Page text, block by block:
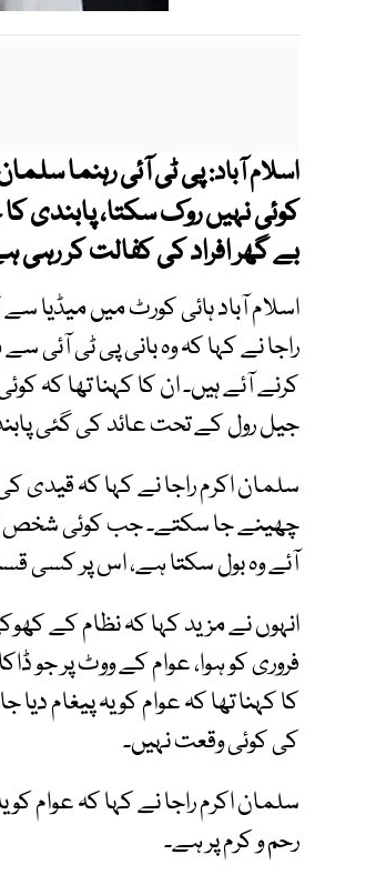
اسلام آباد:پی ٹی آئی رہنما
کوئی نہیں روک سکتا، پابندی
بے گھر افراد کی کفالت کر
اسلام آباد ہائی کورٹ میں میڈیا
راجا نے کہا کہ وہ بانی پی ٹی آئی
کرنے آئے ہیں۔ ان کا کہنا تھا کہ
جیل رول کے تحت عائد کی گئی
سلمان اکرم راجا نے کہا کہ قیدی
چھینے جا سکتے۔ جب کوئی شخص
آئے وہ بول سکتا ہے، اس پر کسی
فروری کو ہوا، عوام کے ووٹ پر
کا کہنا تھا کہ عوام کو یہ پیغام
کی کوئی وقعت نہیں۔
سلمان اکرم راجا نے کہا کہ عوام کو
رحم و کرم پر ہے۔